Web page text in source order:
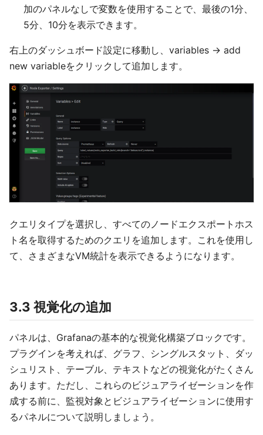
加のパネルなしで変数を使用することで、最後の1分、
5分、10分を表示できます。
右上のダッシュボード設定に移動し、variables → add
new variableをクリックして追加します。
クエリタイプを選択し、すべてのノードエクスポートホス
ト名を取得するためのクエリを追加します。これを使用し
て、さまざまなVM統計を表示できるようになります。
3.3 視覚化の追加
パネルは、Grafanaの基本的な視覚化構築ブロックです。
プラグインを考えれば、グラフ、シングルスタット、ダッ
シュリスト、テーブル、テキストなどの視覚化がたくさん
あります。ただし、これらのビジュアライゼーションを作
成する前に、監視対象とビジュアライゼーションに使用す
るパネルについて説明しましょう。